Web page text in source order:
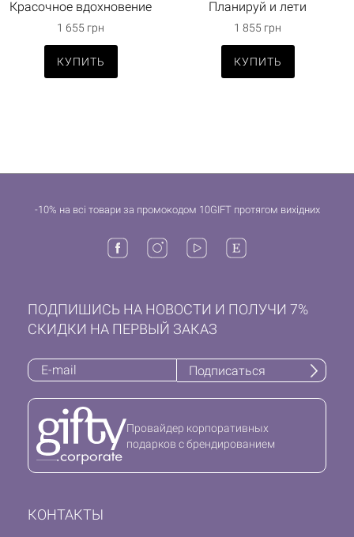
Красочное вдохновение
1 655 грн
КУПИТЬ
Планируй и лети
1 855 грн
КУПИТЬ
-10% на всі товари за промокодом 10GIFT протягом вихідних
КОНТАКТЫ
ПОДПИШИСЬ НА НОВОСТИ И ПОЛУЧИ 7%
СКИДКИ НА ПЕРВЫЙ ЗАКАЗ
Подписаться
Провайдер корпоративных
подарков с брендированием